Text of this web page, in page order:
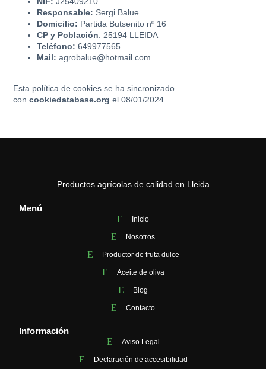
Responsable: Sergi Balue
Domicilio: Partida Butsenito nº 16
CP y Población: 25194 LLEIDA
Teléfono:649977565
Mail:agrobalue@hotmail.com
Esta política de cookies se ha sincronizado
concookiedatabase.org el 08/01/2024.
Productos agrícolas de calidad en Lleida
Menú
Inicio
Nosotros
Productor de fruta dulce
Aceite de oliva
Blog
Contacto
Información
Aviso Legal
Declaración de accesibilidad